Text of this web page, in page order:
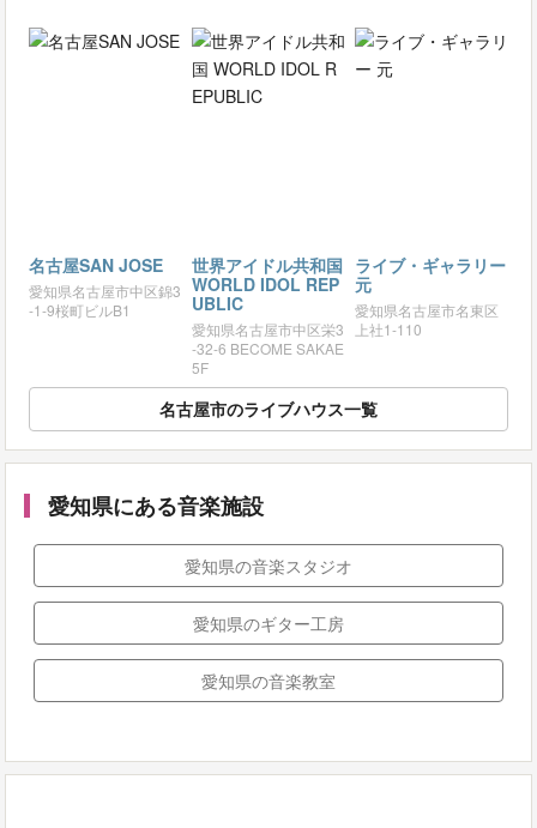
名古屋SAN JOSE
愛知県名古屋市中区錦3
-1-9桜町ビルB1
世界アイドル共和国
WORLD IDOL REP
UBLIC
愛知県名古屋市中区栄3
-32-6 BECOME SAKAE
5F
ライブ・ギャラリー
元
愛知県名古屋市名東区
上社1-110
名古屋市のライブハウス一覧
愛知県にある音楽施設
愛知県の音楽スタジオ
愛知県のギター工房
愛知県の音楽教室